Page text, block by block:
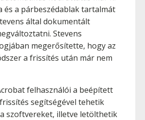
és a párbeszédablak tartalmát
által dokumentált
Stevens
megerősítette, hogy az
a frissítés után már nem
felhasználói a beépített
segítségével tehetik
szoftvereket, illetve letölthetik